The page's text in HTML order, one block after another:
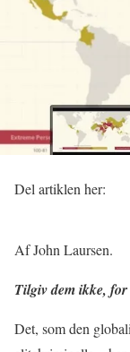
Del artiklen her:
Af John Laursen.
Tilgiv dem ikke, for
Det, som den